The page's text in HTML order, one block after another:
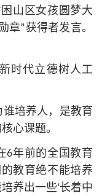
山区女孩圆梦大
章”获得者发言。
时代立德树人工
培养人，是教育
核心课题。
6年前的全国教育
教育绝不能培养
养出一些‘长着中